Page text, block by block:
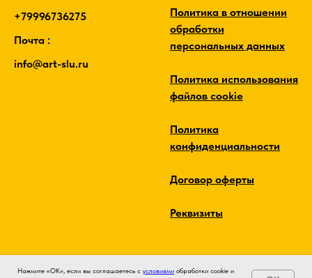
Нажмите «ОК», если вы соглашаетесь с условиями обработки cookie и
+79996736275
Почта :
info@art-slu.ru
Политика в отношении
обработки
персональных данных
Политика использования
файлов cookie
Политика
конфиденциальности
Договор оферты
Реквизиты